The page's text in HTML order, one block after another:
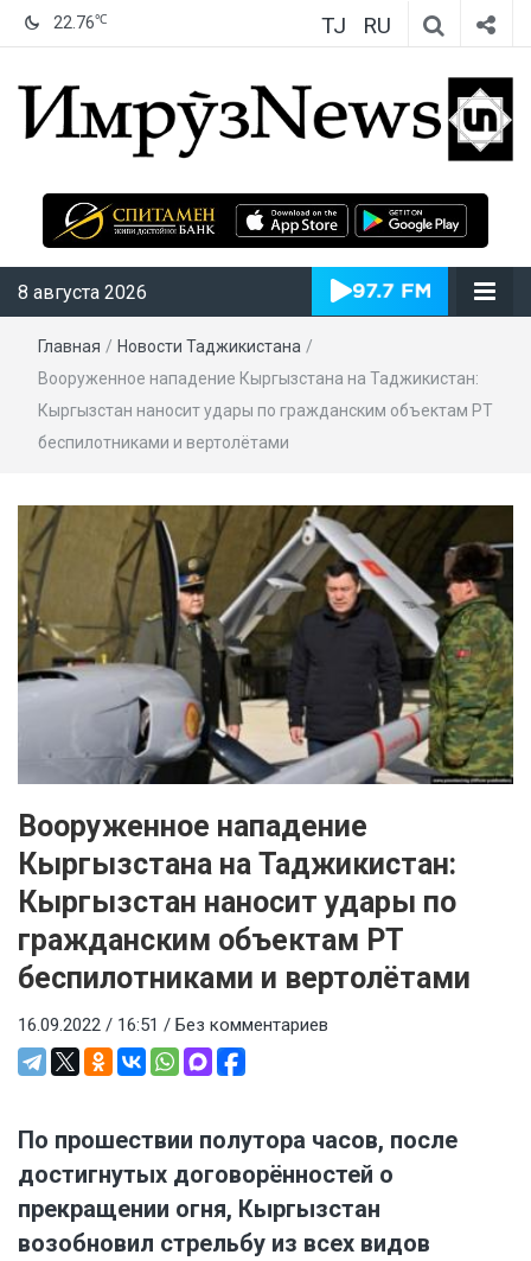
22.76℃ TJ RU
ИмрӯзNews
8 августа 2026
Главная / Новости Таджикистана /
Вооруженное нападение Кыргызстана на Таджикистан:
Кыргызстан наносит удары по гражданским объектам РТ
беспилотниками и вертолётами
Вооруженное нападение
Кыргызстана на Таджикистан:
Кыргызстан наносит удары по
гражданским объектам РТ
беспилотниками и вертолётами
16.09.2022 / 16:51 / Без комментариев
По прошествии полутора часов, после
достигнутых договорённостей о
прекращении огня, Кыргызстан
возобновил стрельбу из всех видов